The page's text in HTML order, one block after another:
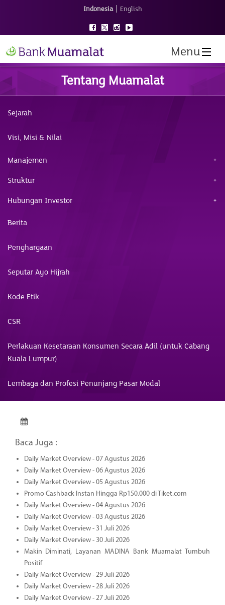
Indonesia | English
Menu
Tentang Muamalat
Sejarah
Visi, Misi & Nilai
Manajemen
Struktur
Hubungan Investor
Berita
Penghargaan
Seputar Ayo Hijrah
Kode Etik
CSR
Perlakuan Kesetaraan Konsumen Secara Adil (untuk Cabang
Kuala Lumpur)
Lembaga dan Profesi Penunjang Pasar Modal
Baca Juga :
Daily Market Overview - 07 Agustus 2026
Daily Market Overview - 06 Agustus 2026
Daily Market Overview - 05 Agustus 2026
Promo Cashback Instan Hingga Rp150.000 di Tiket.com
Daily Market Overview - 04 Agustus 2026
Daily Market Overview - 03 Agustus 2026
Daily Market Overview - 31 Juli 2026
Daily Market Overview - 30 Juli 2026
Makin Diminati, Layanan MADINA Bank Muamalat Tumbuh
Positif
Daily Market Overview - 29 Juli 2026
Daily Market Overview - 28 Juli 2026
Daily Market Overview - 27 Juli 2026